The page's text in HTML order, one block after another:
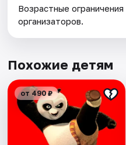
Возрастные
организаторов.
Похожие детям
от 490 ₽